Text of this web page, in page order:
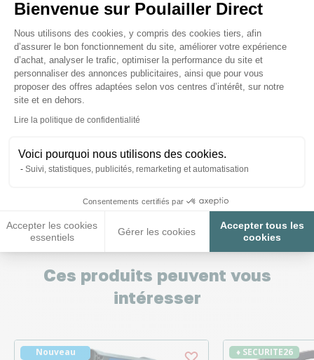
Bienvenue sur Poulailler Direct
Plateforme de Gestion du
Nous utilisons des cookies, y compris des cookies tiers, afin
d’assurer le bon fonctionnement du site, améliorer votre expérience
d’achat, analyser le trafic, optimiser la performance du site et
personnaliser des annonces publicitaires, ainsi que pour vous
proposer des offres adaptées selon vos centres d’intérêt, sur notre
site et en dehors.
Lire la politique de confidentialité
Voici pourquoi nous utilisons des cookies.
Suivi, statistiques, publicités, remarketing et automatisation
Consentements certifiés par
Accepter les cookies
essentiels
Gérer les cookies
Accepter tous les
cookies
Axeptio consent
Conseils
Nous répondons à toutes vos
Posez-nous vos questions
Ces produits peuvent vous
intéresser
Nouveau
♦ SECURITE26